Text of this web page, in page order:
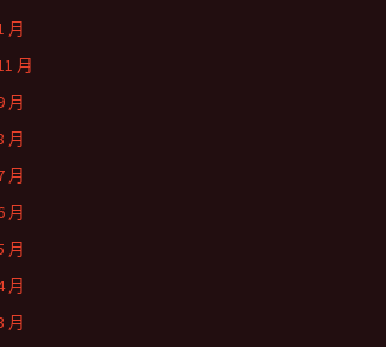
月
月
月
月
月
月
月
月
月